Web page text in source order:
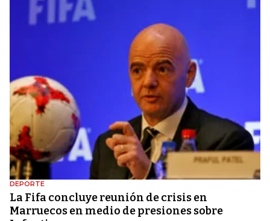
DEPORTE
La Fifa concluye reunión de crisis en
Marruecos en medio de presiones sobre